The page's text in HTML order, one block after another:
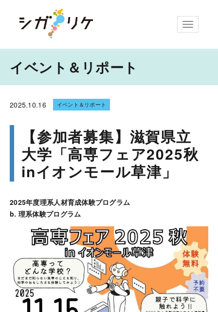
ナビゲー
イベント＆リポート
2025.10.16 イベント＆リポート
【参加者募集】滋賀県立
大学「高専フェア2025秋
inイオンモール草津」
2025年度理系人材育成体験プログラム
b. 理系体験プログラム